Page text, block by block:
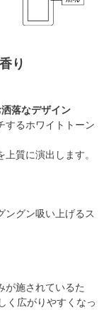
り
落なデザイン
するホワイトトーン
質に演出します。
ングン吸い上げるス
が施されているた
く広がりやすくなっ